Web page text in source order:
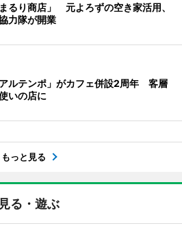
るり商店」 元よろずの空き家活用、
力隊が開業
ルテンポ」がカフェ併設2周年 客層
いの店に
もっと見る
見る・遊ぶ